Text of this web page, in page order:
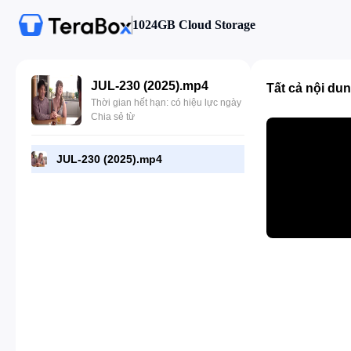
1024GB Cloud Storage
JUL-230 (2025).mp4
Thời gian hết hạn: có hiệu lực ngày
Chia sẻ từ
JUL-230 (2025).mp4
Tất cả nội